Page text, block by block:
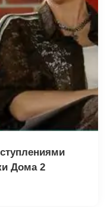
Дома 2